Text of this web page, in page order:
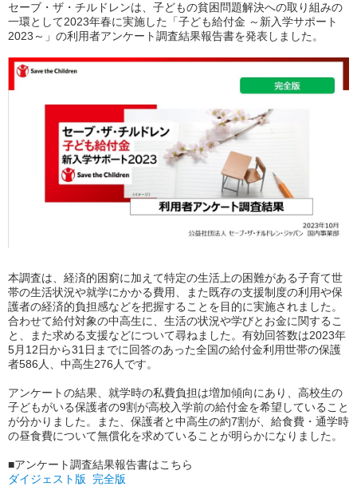
セーブ・ザ・チルドレンは、子どもの貧困問題解決への取り組みの
一環として2023年春に実施した「子ども給付金 ～新入学サポート
2023～」の利用者アンケート調査結果報告書を発表しました。
本調査は、経済的困窮に加えて特定の生活上の困難がある子育て世
帯の生活状況や就学にかかる費用、また既存の支援制度の利用や保
護者の経済的負担感などを把握することを目的に実施されました。
合わせて給付対象の中高生に、生活の状況や学びとお金に関するこ
と、また求める支援などについて尋ねました。有効回答数は2023年
5月12日から31日までに回答のあった全国の給付金利用世帯の保護
者586人、中高生276人です。
アンケートの結果、就学時の私費負担は増加傾向にあり、高校生の
子どもがいる保護者の9割が高校入学前の給付金を希望していること
が分かりました。また、保護者と中高生の約7割が、給食費・通学時
の昼食費について無償化を求めていることが明らかになりました。
■アンケート調査結果報告書はこちら
ダイジェスト版
完全版